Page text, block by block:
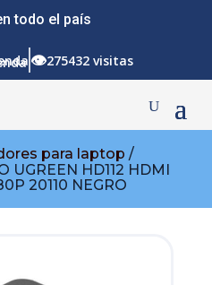
todo el país
👁275432 visitas
para laptop /
UGREEN HD112 HDMI
20110 NEGRO